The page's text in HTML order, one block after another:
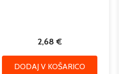
2,68 €
DODAJ V KOŠARICO